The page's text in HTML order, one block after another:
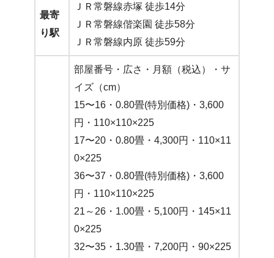
最寄
り駅
ＪＲ常磐線赤塚 徒歩14分
ＪＲ常磐線偕楽園 徒歩58分
ＪＲ常磐線内原 徒歩59分
部屋番号・広さ・月額（税込）・サ
イズ（cm）
15〜16・0.80畳(特別価格)・3,600
円・110×110×225
17〜20・0.80畳・4,300円・110×11
0×225
36〜37・0.80畳(特別価格)・3,600
円・110×110×225
21～26・1.00畳・5,100円・145×11
0×225
32〜35・1.30畳・7,200円・90×225